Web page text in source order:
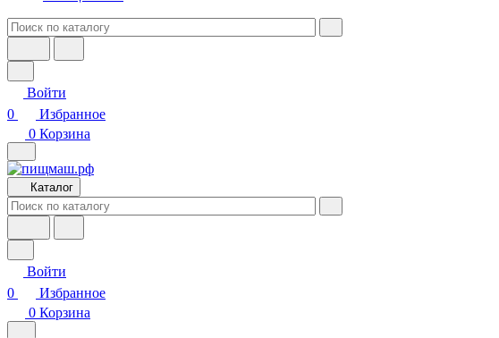
Войти
0
Избранное
0 Корзина
Каталог
Войти
0
Избранное
0 Корзина